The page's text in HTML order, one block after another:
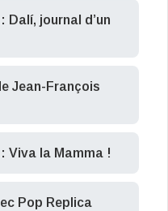
Dalí, journal d’un
Jean-François
Viva la Mamma !
Pop Replica